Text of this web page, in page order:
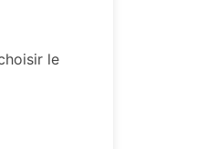
le